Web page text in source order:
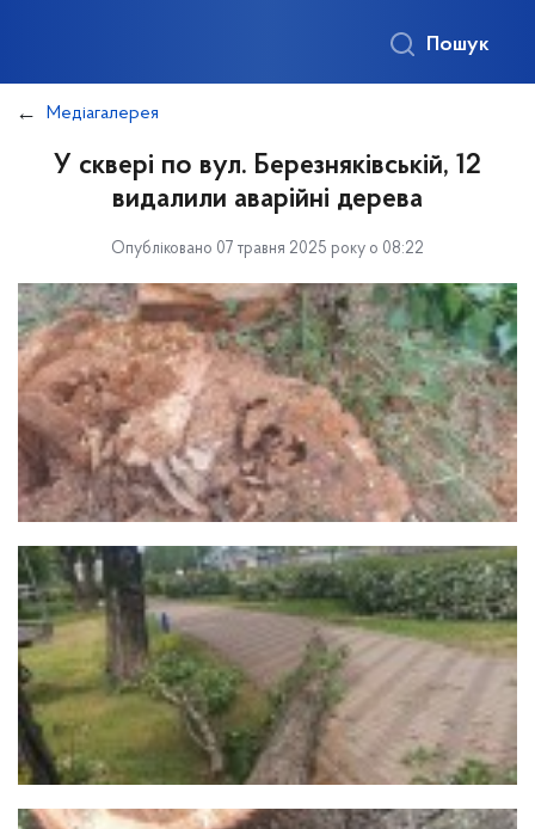
Пошук
Медіагалерея
У сквері по вул. Березняківській, 12
видалили аварійні дерева
Опубліковано 07 травня 2025 року о 08:22